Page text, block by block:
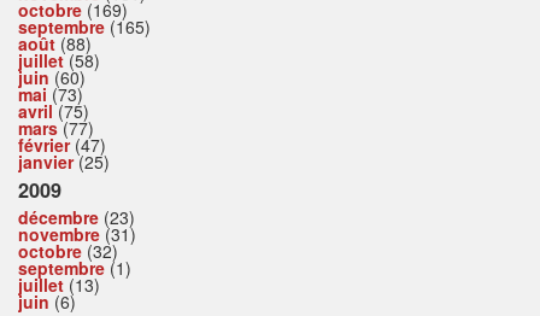
octobre (169)
septembre (165)
août (88)
juillet(58)
juin (60)
mai (73)
avril(75)
mars(77)
février(47)
janvier(25)
2009
décembre (23)
novembre (31)
octobre (32)
septembre (1)
juillet (13)
juin (6)